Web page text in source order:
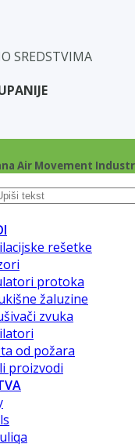
SREDSTVIMA
Air Movement
rešetke
protoka
žaluzine
zvuka
od požara
proizvodi